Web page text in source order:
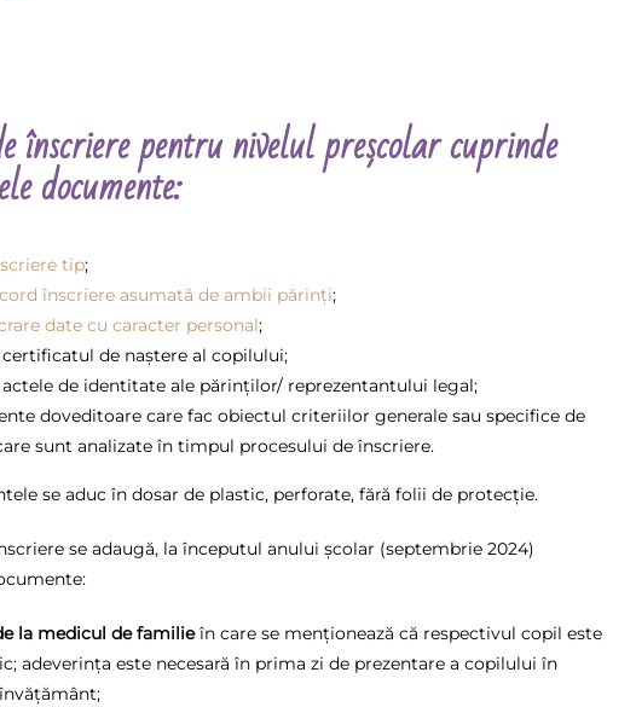
înscriere pentru nivelul preșcolar cuprinde
documente:
tip;
înscriere asumată de ambii părinți;
date cu caracter personal;
certificatul de naștere al copilului;
actele de identitate ale părinților/ reprezentantului legal;
doveditoare care fac obiectul criteriilor generale sau specifice de
sunt analizate în timpul procesului de înscriere.
se aduc în dosar de plastic, perforate, fără folii de protecție.
se adaugă, la începutul anului școlar (septembrie 2024)
la medicul de familieîn care se menționează că respectivul copil este
adeverința este necesară în prima zi de prezentare a copilului în